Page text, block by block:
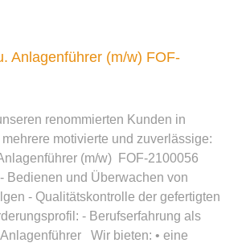
Anlagenführer (m/w) FOF-
renommierten Kunden in
motivierte und zuverlässige:
(m/w) FOF-2100056
Bedienen und Überwachen von
- Qualitätskontrolle der gefertigten
- Berufserfahrung als
Wir bieten: • eine